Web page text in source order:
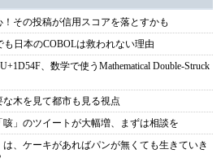
その投稿が信用スコアを落とすかも
日本のCOBOLは救われない理由
、数学で使うMathematical Double-Struck
木を見て都市も見る視点
」のツイートが大幅増、まずは相談を
、ケーキがあればパンが無くても生きていき